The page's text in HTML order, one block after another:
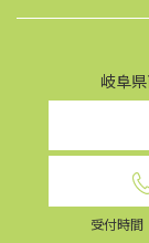
岐阜
受付時